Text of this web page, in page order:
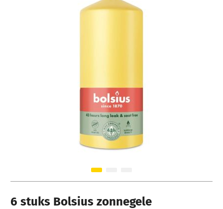
Ga naar het begin van de afbeeldingen-gallerij
6 stuks Bolsius zonnegele